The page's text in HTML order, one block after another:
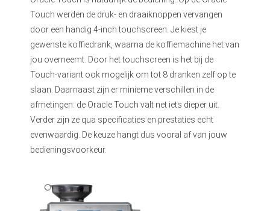
Touch werden de druk- en draaiknoppen vervangen
door een handig 4-inch touchscreen. Je kiest je
gewenste koffiedrank, waarna de koffiemachine het van
jou overneemt. Door het touchscreen is het bij de
Touch-variant ook mogelijk om tot 8 dranken zelf op te
slaan. Daarnaast zijn er minieme verschillen in de
afmetingen: de Oracle Touch valt net iets dieper uit.
Verder zijn ze qua specificaties en prestaties echt
evenwaardig. De keuze hangt dus vooral af van jouw
bedieningsvoorkeur.